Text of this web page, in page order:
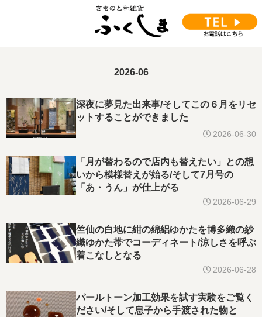
2026-06
深夜に夢見た出来事/そしてこの６月をリセ
ットすることができました
2026-06-30
「月が替わるので店内も替えたい」との想
いから模様替えが始る/そして7月号の
「あ・うん」が仕上がる
2026-06-29
竺仙の白地に紺の綿絽ゆかたを博多織の紗
織ゆかた帯でコーディネート/涼しさを呼ぶ
着こなしとなる
2026-06-28
パールトーン加工効果を試す実験をご覧く
ださい/そして息子から手渡された物と